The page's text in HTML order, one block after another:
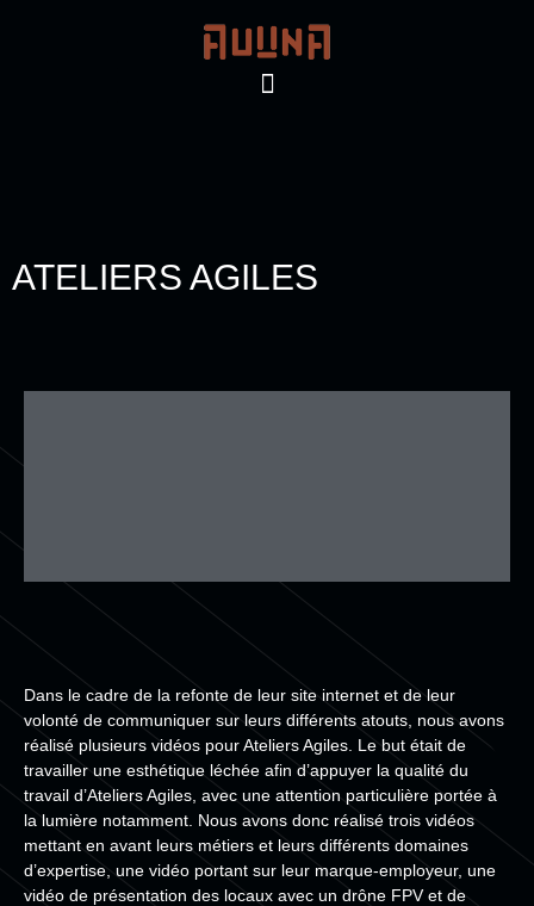
ATELIERS AGILES
Dans le cadre de la refonte de leur site internet et de leur
volonté de communiquer sur leurs différents atouts, nous avons
réalisé plusieurs vidéos pour Ateliers Agiles. Le but était de
travailler une esthétique léchée afin d’appuyer la qualité du
travail d’Ateliers Agiles, avec une attention particulière portée à
la lumière notamment. Nous avons donc réalisé trois vidéos
mettant en avant leurs métiers et leurs différents domaines
d’expertise, une vidéo portant sur leur marque-employeur, une
vidéo de présentation des locaux avec un drône FPV et de